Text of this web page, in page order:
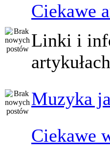
Ciekawe
Linki i
artykułach
Muzyka
Ciekawe